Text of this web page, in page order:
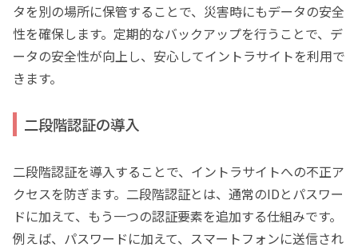
タを別の場所に保管することで、災害時にもデータの安全
性を確保します。定期的なバックアップを行うことで、デ
ータの安全性が向上し、安心してイントラサイトを利用で
きます。
二段階認証の導入
二段階認証を導入することで、イントラサイトへの不正ア
クセスを防ぎます。二段階認証とは、通常のIDとパスワー
ドに加えて、もう一つの認証要素を追加する仕組みです。
例えば、パスワードに加えて、スマートフォンに送信され